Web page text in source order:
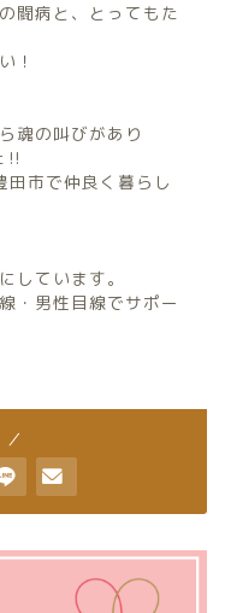
闘病と、とってもた
！
魂の叫びがあり
‼︎
田市で仲良く暮らし
しています。
・男性目線でサポー